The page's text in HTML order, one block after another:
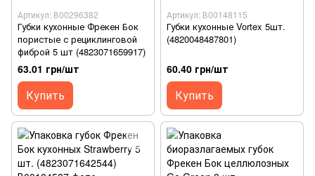
Артикул: В00296382
Губки кухонные Фрекен Бок
пористые с рециклинговой
фиброй 5 шт (4823071659917)
63.01 грн/шт
Купить
Артикул: В00148115
Губки кухонные Vortex 5шт.
(4820048487801)
60.40 грн/шт
Купить